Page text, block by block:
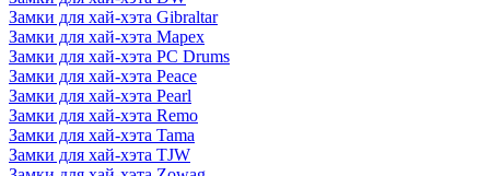
Замки для хай-хэта Gibraltar
Замки для хай-хэта Mapex
Замки для хай-хэта PC Drums
Замки для хай-хэта Peace
Замки для хай-хэта Pearl
Замки для хай-хэта Remo
Замки для хай-хэта Tama
Замки для хай-хэта TJW